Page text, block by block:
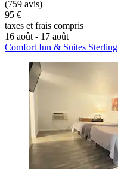
(759 avis)
95 €
taxes et frais compris
16 août - 17 août
Comfort Inn & Suites Sterling